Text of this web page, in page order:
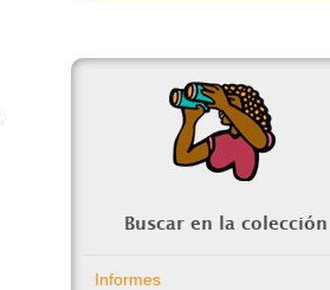
Buscar en la colección
Informes